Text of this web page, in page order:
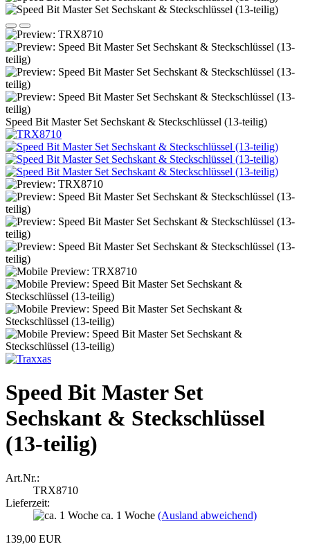
Speed ​​Bit Master Set Sechskant & Steckschlüssel (13-teilig)
Speed ​​Bit Master Set
Sechskant & Steckschlüssel
(13-teilig)
Art.Nr.:
TRX8710
Lieferzeit:
ca. 1 Woche (Ausland abweichend)
139,00 EUR